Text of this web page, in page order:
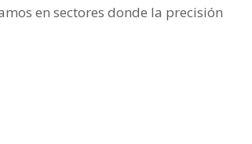
en sectores donde la precisión